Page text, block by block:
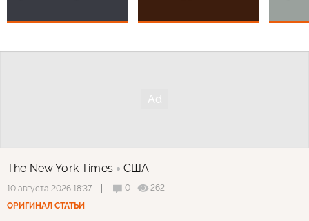
The New York Times США
10 августа 2026 18:37 0
262
ОРИГИНАЛ СТАТЬИ